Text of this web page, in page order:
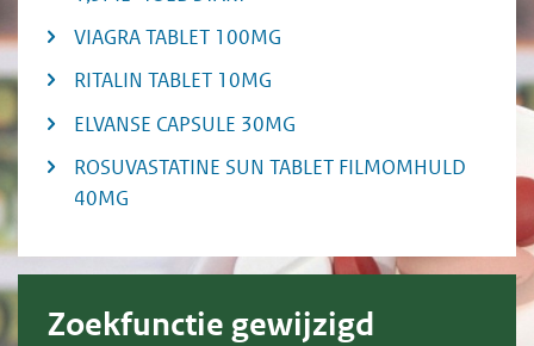
VIAGRA TABLET 100MG
RITALIN TABLET 10MG
ELVANSE CAPSULE 30MG
ROSUVASTATINE SUN TABLET FILMOMHULD
40MG
Zoekfunctie gewijzigd